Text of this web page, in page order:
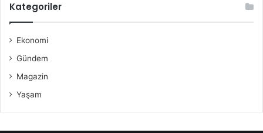
Kategoriler
Ekonomi
Gündem
Magazin
Yaşam